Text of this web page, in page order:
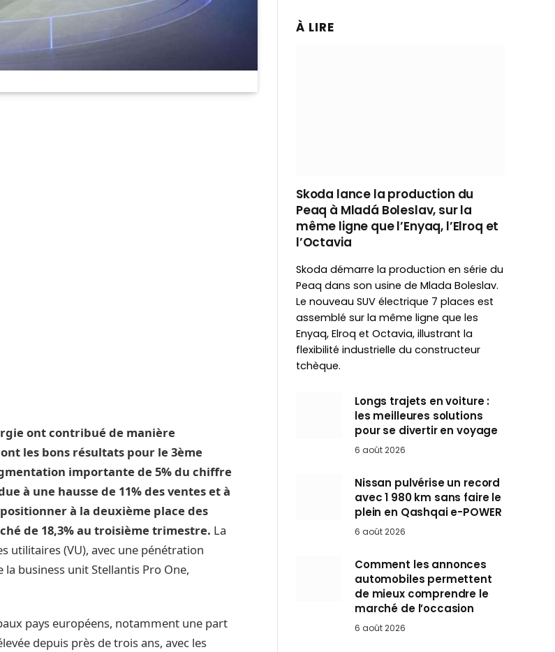
ont contribué de manière
les bons résultats pour le 3ème
importante de 5% du chiffre
à une hausse de 11% des ventes et à
à la deuxième place des
de 18,3% au troisième trimestre. La
utilitaires (VU), avec une pénétration
business unit Stellantis Pro One,
pays européens, notamment une part
depuis près de trois ans, avec les
À LIRE
Skoda lance la production du
Peaq à Mladá Boleslav, sur la
même ligne que l’Enyaq, l’Elroq et
l’Octavia
Skoda démarre la production en série du
Peaq dans son usine de Mlada Boleslav.
Le nouveau SUV électrique 7 places est
assemblé sur la même ligne que les
Enyaq, Elroq et Octavia, illustrant la
flexibilité industrielle du constructeur
tchèque.
Longs trajets en voiture :
les meilleures solutions
pour se divertir en voyage
6 août 2026
Nissan pulvérise un record
avec 1 980 km sans faire le
plein en Qashqai e-POWER
6 août 2026
Comment les annonces
automobiles permettent
de mieux comprendre le
marché de l’occasion
6 août 2026